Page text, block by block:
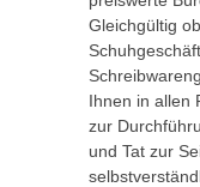
Gleichgültig
Ihnen in allen
zur
und Tat zur